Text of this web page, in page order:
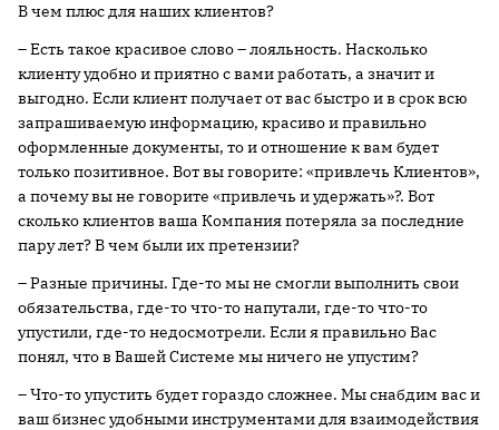
В чем плюс для наших клиентов?
– Есть такое красивое слово – лояльность. Насколько
клиенту удобно и приятно с вами работать, а значит и
выгодно. Если клиент получает от вас быстро и в срок всю
запрашиваемую информацию, красиво и правильно
оформленные документы, то и отношение к вам будет
только позитивное. Вот вы говорите: «привлечь Клиентов»,
а почему вы не говорите «привлечь и удержать»?. Вот
сколько клиентов ваша Компания потеряла за последние
пару лет? В чем были их претензии?
– Разные причины. Где-то мы не смогли выполнить свои
обязательства, где-то что-то напутали, где-то что-то
упустили, где-то недосмотрели. Если я правильно Вас
понял, что в Вашей Системе мы ничего не упустим?
– Что-то упустить будет гораздо сложнее. Мы снабдим вас и
ваш бизнес удобными инструментами для взаимодействия